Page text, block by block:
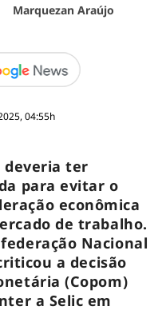
Marquezan Araújo
04:55h
deveria ter
para evitar o
econômica
de trabalho.
Nacional
a decisão
(Copom)
a Selic em